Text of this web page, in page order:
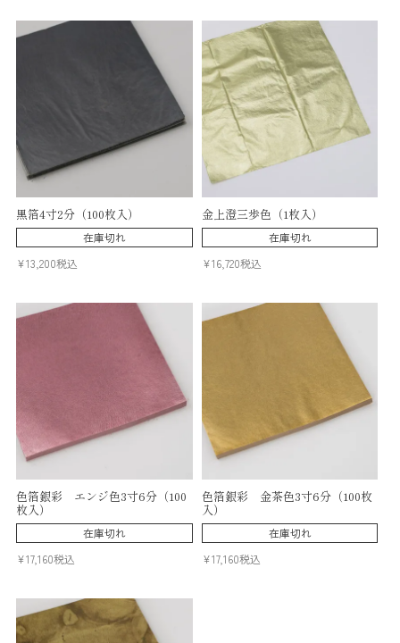
黒箔4寸2分（100枚入）
在庫切れ
¥13,200税込
金上澄三歩色（1枚入）
在庫切れ
¥16,720税込
色箔銀彩 エンジ色3寸6分（100
枚入）
在庫切れ
¥17,160税込
色箔銀彩 金茶色3寸6分（100枚
入）
在庫切れ
¥17,160税込